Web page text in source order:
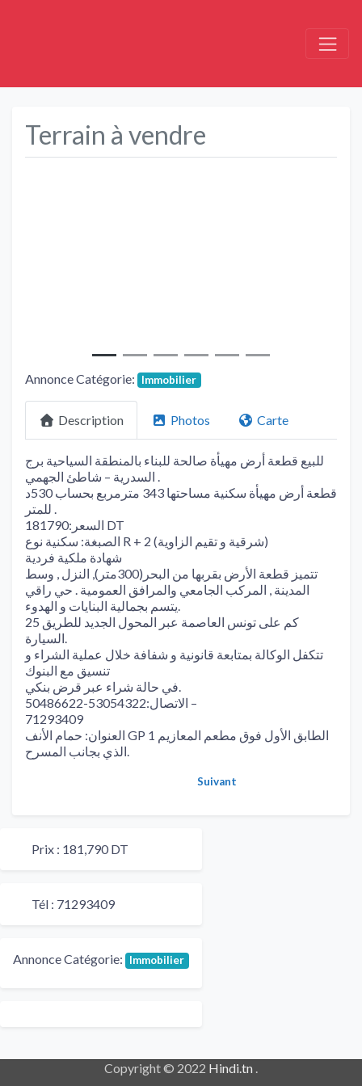
Terrain à vendre
Annonce Catégorie: Immobilier
Description Photos Carte
للبيع قطعة أرض مهيأة صالحة للبناء بالمنطقة السياحية برج
السدرية – شاطئ الجهمي .
قطعة أرض مهيأة سكنية مساحتها 343 مترمربع بحساب 530د
للمتر .
السعر:181790 DT
الصبغة: سكنية نوع R + 2 (شرقية و تقيم الزاوية)
شهادة ملكية فردية
تتميز قطعة الأرض بقربها من البحر(300متر), النزل , وسط
المدينة , المركب الجامعي والمرافق العمومية . حي راقي
يتسم بجمالية البنايات و الهدوء.
25 كم على تونس العاصمة عبر المحول الجديد للطريق
السيارة.
تتكفل الوكالة بمتابعة قانونية و شفافة خلال عملية الشراء و
تنسيق مع البنوك
في حالة شراء عبر قرض بنكي.
الاتصال:53054322-50486622 –
71293409
العنوان: حمام الأنف GP 1 الطابق الأول فوق مطعم المعازيم
الذي بجانب المسرح.
Suivant
Prix : 181,790 DT
Tél : 71293409
Annonce Catégorie: Immobilier
Copyright © 2022 Hindi.tn